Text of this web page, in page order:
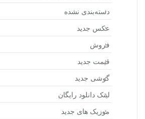
دسته‌بندی نشده
عکس جدید
فروش
قیمت جدید
گوشی جدید
لینک دانلود رایگان
موزیک های جدید